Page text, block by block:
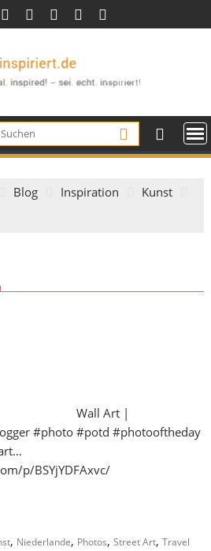
Blog Inspiration
Kunst
Wall Art |
#photo #potd #photooftheday
p/BSYjYDFAxvc/
, Niederlande, Photos,Street Art,Travel